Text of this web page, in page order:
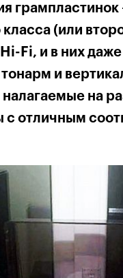
(или
Fi, и в них
и
на
с отличным